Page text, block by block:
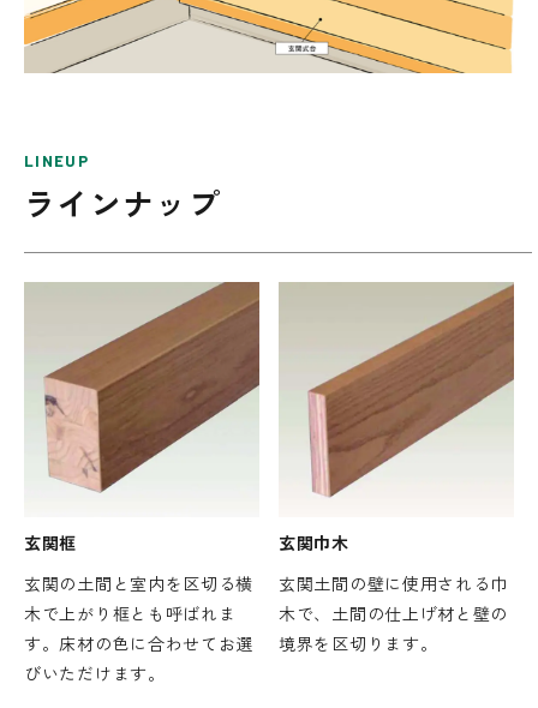
LINEUP
ラインナップ
玄関框
玄関の土間と室内を区切る横
木で上がり框とも呼ばれま
す。床材の色に合わせてお選
びいただけます。
玄関巾木
玄関土間の壁に使用される巾
木で、土間の仕上げ材と壁の
境界を区切ります。